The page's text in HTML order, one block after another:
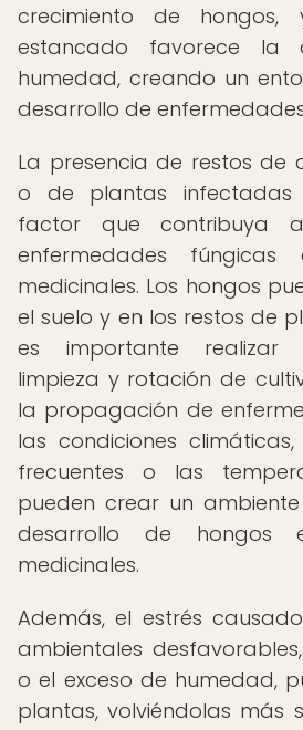
crecimiento de
estancado favorece la
humedad, creando un
desarrollo de
La presencia de restos de
o de plantas
factor que contribuya
enfermedades
medicinales. Los hongos
el suelo y en los restos de
es importante realizar
limpieza y rotación de
la propagación de
las condiciones
frecuentes o las
pueden crear un
desarrollo de hongos
medicinales.
Además, el estrés
ambientales
o el exceso de humedad,
plantas, volviéndolas más